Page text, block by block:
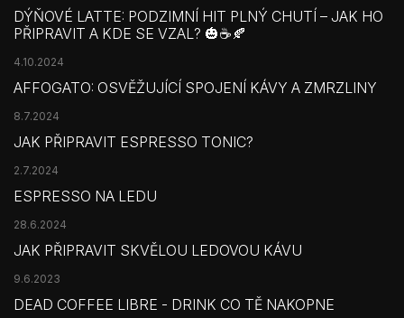
DÝŇOVÉ LATTE: PODZIMNÍ HIT PLNÝ CHUTÍ – JAK HO
PŘIPRAVIT A KDE SE VZAL? 🎃☕🍂
4.10.2024
AFFOGATO: OSVĚŽUJÍCÍ SPOJENÍ KÁVY A ZMRZLINY
8.7.2024
JAK PŘIPRAVIT ESPRESSO TONIC?
2.7.2024
ESPRESSO NA LEDU
28.6.2024
JAK PŘIPRAVIT SKVĚLOU LEDOVOU KÁVU
9.6.2023
DEAD COFFEE LIBRE - DRINK CO TĚ NAKOPNE